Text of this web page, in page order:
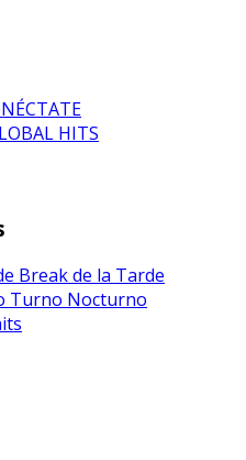
HITS
Break de la Tarde
Turno Nocturno